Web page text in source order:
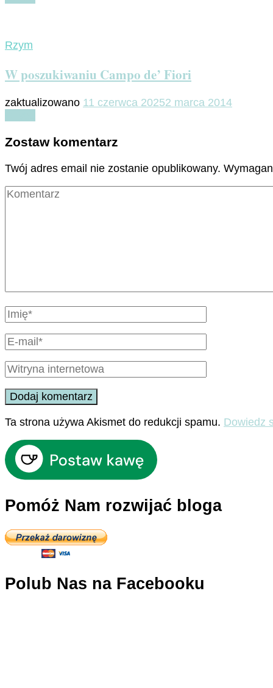
Rzym
W poszukiwaniu Campo de’ Fiori
zaktualizowano 11 czerwca 20252 marca 2014
Zostaw komentarz
Twój adres email nie zostanie opublikowany.
Ta strona używa Akismet do redukcji spamu. Dowiedz
Pomóż Nam rozwijać bloga
Polub Nas na Facebooku